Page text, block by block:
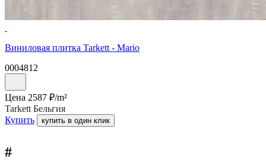
Виниловая плитка Tarkett - Mario
0004812
Цена 2587 ₽/m²
Tarkett Бельгия
Купить
купить в один клик
#